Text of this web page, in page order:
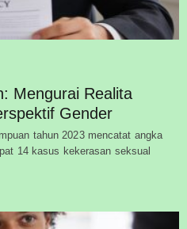
Mengurai Realita
Gender
tahun 2023 mencatat angka
14 kasus kekerasan seksual